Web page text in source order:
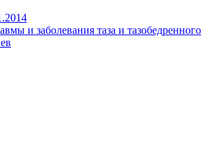
и заболевания таза и тазобедренного